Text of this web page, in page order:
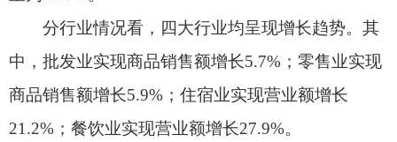
， 26.9%，20.1%
。粮油、食品类，服装、鞋
类商品销售持续下降。
二、居民消费价格保持稳定。1-11月，阿图什
市居民消费价格（CPI）同比回落0.1%。其中，食